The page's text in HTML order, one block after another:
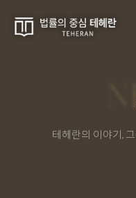
테헤란의 이야기,